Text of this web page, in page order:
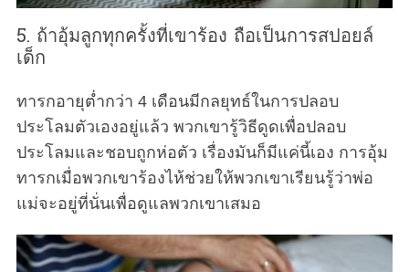
5. ถ้าอุ้มลูกทุกครั้งที่เขาร้อง ถือเป็นการสปอยล์
เด็ก
ทารกอายุต่ำกว่า 4 เดือนมีกลยุทธ์ในการปลอบ
ประโลมตัวเองอยู่แล้ว พวกเขารู้วิธีดูดเพื่อปลอบ
ประโลมและชอบถูกห่อตัว เรื่องมันก็มีแค่นี้เอง การอุ้ม
ทารกเมื่อพวกเขาร้องไห้ช่วยให้พวกเขาเรียนรู้ว่าพ่อ
แม่จะอยู่ที่นั่นเพื่อดูแลพวกเขาเสมอ